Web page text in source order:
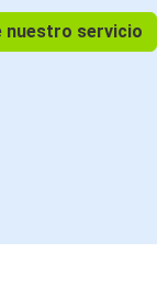
nuestro servicio